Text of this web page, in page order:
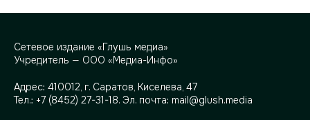
Сетевое издание «Глушь медиа»
Учредитель — ООО «Медиа-Инфо»
Адрес: 410012, г. Саратов, Киселева, 47
Тел.: +7 (8452) 27-31-18. Эл. почта: mail@glush.media